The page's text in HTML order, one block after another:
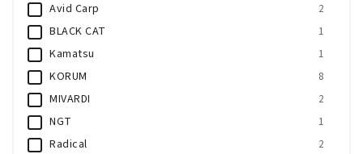
Avid Carp 2
BLACK CAT 1
Kamatsu 1
KORUM 8
MIVARDI 2
NGT 1
Radical 2